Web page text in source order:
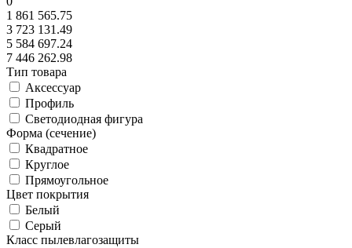
1 861 565.75
3 723 131.49
5 584 697.24
7 446 262.98
Тип товара
Аксессуар
Профиль
Светодиодная фигура
Форма (сечение)
Квадратное
Круглое
Прямоугольное
Цвет покрытия
Белый
Серый
Класс пылевлагозащиты